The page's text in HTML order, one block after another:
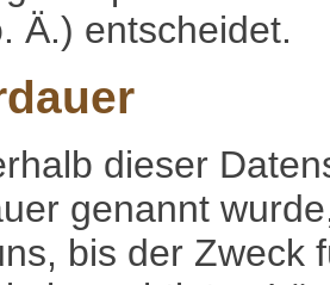
Ä.) entscheidet.
dieser
genannt
bis der Zweck